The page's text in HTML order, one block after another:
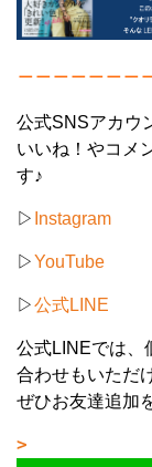
公式SNSアカウ
いいね！やコメ
す♪
▷ Instagram
▷YouTube
▷公式LINE
公式LINEでは、
合わせもいただ
ぜひお友達追加